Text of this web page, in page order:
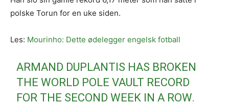
polske Torun for en uke siden.
Les: Mourinho: Dette ødelegger engelsk fotball
ARMAND DUPLANTIS HAS BROKEN
THE WORLD POLE VAULT RECORD
FOR THE SECOND WEEK IN A ROW.